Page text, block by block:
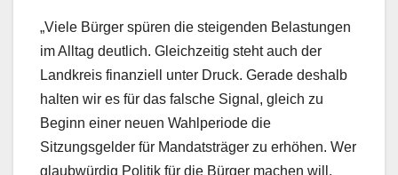
„Viele Bürger spüren die steigenden Belastungen
im Alltag deutlich. Gleichzeitig steht auch der
Landkreis finanziell unter Druck. Gerade deshalb
halten wir es für das falsche Signal, gleich zu
Beginn einer neuen Wahlperiode die
Sitzungsgelder für Mandatsträger zu erhöhen. Wer
glaubwürdig Politik für die Bürger machen will,